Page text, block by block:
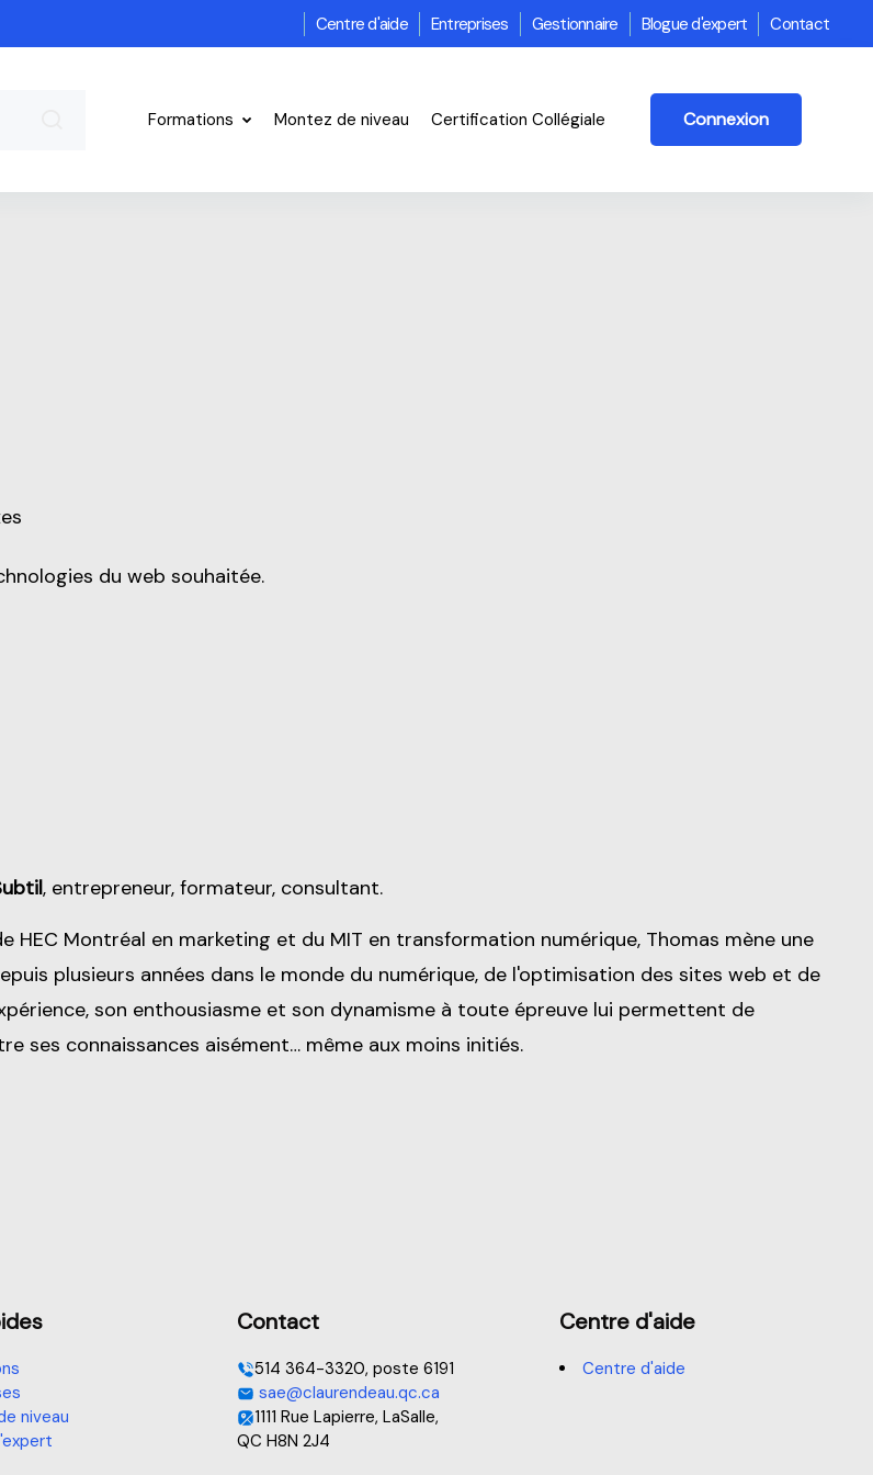
Centre d'aide Entreprises Gestionnaire Blogue d'expert Contact
Formations Montez de niveau Certification Collégiale Connexion
du web souhaitée.
, entrepreneur, formateur, consultant.
HEC Montréal en marketing et du MIT en transformation numérique, Thomas mène une
plusieurs années dans le monde du numérique, de l'optimisation des sites web et de
son enthousiasme et son dynamisme à toute épreuve lui permettent de
ses connaissances aisément… même aux moins initiés.
niveau
Contact
514 364-3320, poste 6191
sae@claurendeau.qc.ca
1111 Rue Lapierre, LaSalle,
QC H8N 2J4
Centre d'aide
Centre d'aide